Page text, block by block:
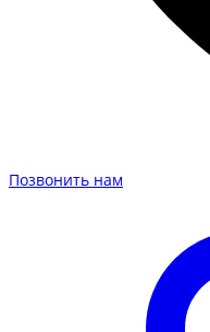
Позвонить нам